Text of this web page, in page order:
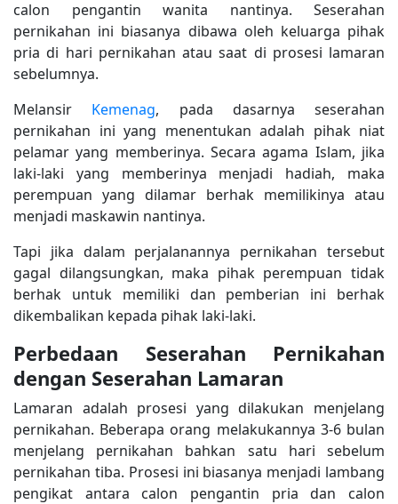
calon pengantin wanita nantinya. Seserahan
pernikahan ini biasanya dibawa oleh keluarga pihak
pria di hari pernikahan atau saat di prosesi lamaran
sebelumnya.
Melansir Kemenag, pada dasarnya seserahan
pernikahan ini yang menentukan adalah pihak niat
pelamar yang memberinya. Secara agama Islam, jika
laki-laki yang memberinya menjadi hadiah, maka
perempuan yang dilamar berhak memilikinya atau
menjadi maskawin nantinya.
Tapi jika dalam perjalanannya pernikahan tersebut
gagal dilangsungkan, maka pihak perempuan tidak
berhak untuk memiliki dan pemberian ini berhak
dikembalikan kepada pihak laki-laki.
Perbedaan Seserahan Pernikahan
dengan Seserahan Lamaran
Lamaran adalah prosesi yang dilakukan menjelang
pernikahan. Beberapa orang melakukannya 3-6 bulan
menjelang pernikahan bahkan satu hari sebelum
pernikahan tiba. Prosesi ini biasanya menjadi lambang
pengikat antara calon pengantin pria dan calon